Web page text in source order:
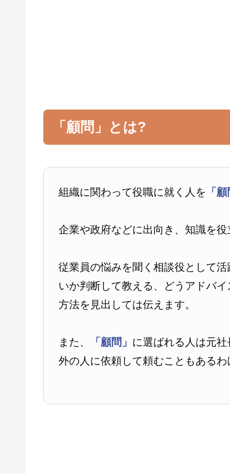
「顧問」とは?
組織に関わって役職に就く人を 「顧
企業や政府などに出向き、知識を
従業員の悩みを聞く相談役として
いか判断して教える、どうアドバ
方法を見出しては伝えます。
また、 「顧問」 に選ばれる人は元
外の人に依頼して頼むこともあるわ